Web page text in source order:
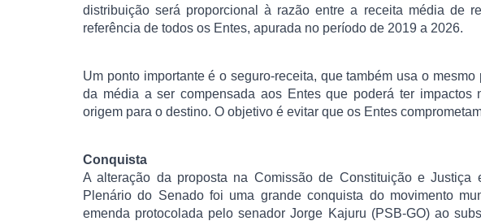
distribuição será proporcional à razão entre a receita média de
referência de todos os Entes, apurada no período de 2019 a 2026.
Um ponto importante é o seguro-receita, que também usa o
da média a ser compensada aos Entes que poderá ter impactos
origem para o destino. O objetivo é evitar que os Entes
Conquista
A alteração da proposta na Comissão de Constituição e
Plenário do Senado foi uma grande conquista do movimento
emenda protocolada pelo senador Jorge Kajuru (PSB-GO) ao